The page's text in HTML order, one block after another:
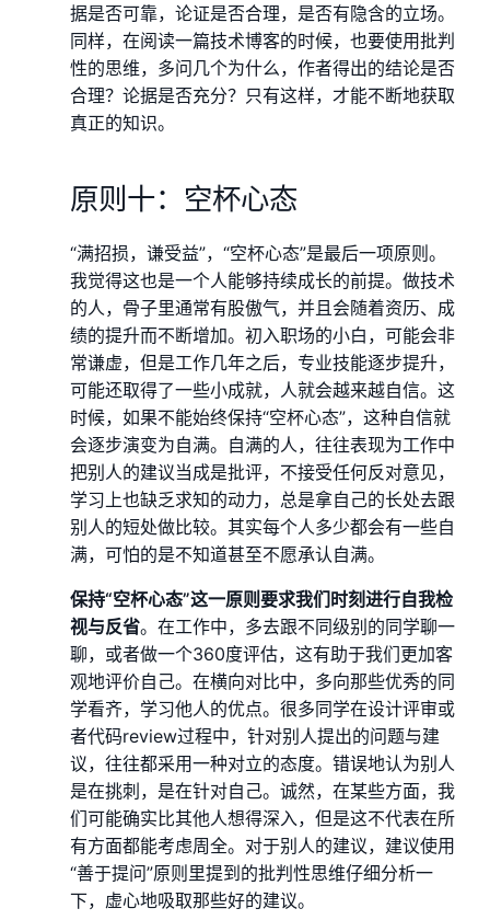
据是否可靠，论证是否合理，是否有隐含的立场。
同样，在阅读一篇技术博客的时候，也要使用批判
性的思维，多问几个为什么，作者得出的结论是否
合理？论据是否充分？只有这样，才能不断地获取
真正的知识。
原则十：空杯心态
“满招损，谦受益”，“空杯心态”是最后一项原则。
我觉得这也是一个人能够持续成长的前提。做技术
的人，骨子里通常有股傲气，并且会随着资历、成
绩的提升而不断增加。初入职场的小白，可能会非
常谦虚，但是工作几年之后，专业技能逐步提升，
可能还取得了一些小成就，人就会越来越自信。这
时候，如果不能始终保持“空杯心态”，这种自信就
会逐步演变为自满。自满的人，往往表现为工作中
把别人的建议当成是批评，不接受任何反对意见，
学习上也缺乏求知的动力，总是拿自己的长处去跟
别人的短处做比较。其实每个人多少都会有一些自
满，可怕的是不知道甚至不愿承认自满。
保持“空杯心态”这一原则要求我们时刻进行自我检
视与反省。在工作中，多去跟不同级别的同学聊一
聊，或者做一个360度评估，这有助于我们更加客
观地评价自己。在横向对比中，多向那些优秀的同
学看齐，学习他人的优点。很多同学在设计评审或
者代码review过程中，针对别人提出的问题与建
议，往往都采用一种对立的态度。错误地认为别人
是在挑刺，是在针对自己。诚然，在某些方面，我
们可能确实比其他人想得深入，但是这不代表在所
有方面都能考虑周全。对于别人的建议，建议使用
“善于提问”原则里提到的批判性思维仔细分析一
下，虚心地吸取那些好的建议。